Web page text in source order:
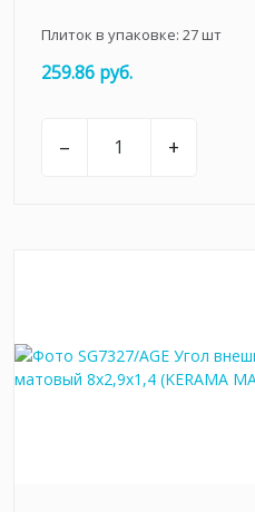
Плиток в упаковке: 27шт
259.86 руб.
– +